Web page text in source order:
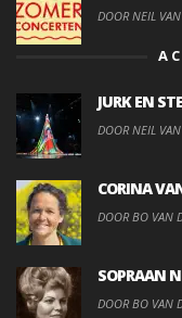
DOOR NEIL
JURK EN
DOOR NEIL
CORINA
DOOR BO VAN
SOPRAAN
DOOR BO VAN